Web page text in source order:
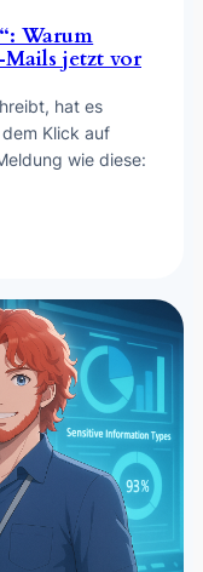
Warum
jetzt vor
hat es
Klick auf
wie diese: